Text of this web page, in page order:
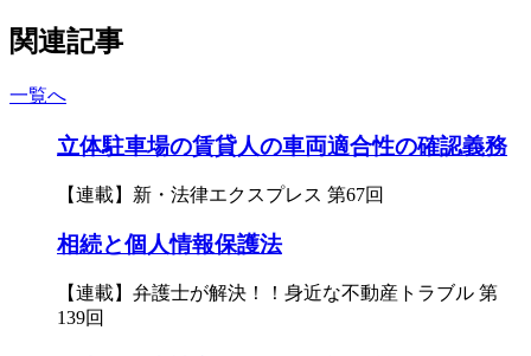
関連記事
一覧へ
立体駐車場の賃貸人の車両適合性の確認義務
【連載】新・法律エクスプレス 第67回
相続と個人情報保護法
【連載】弁護士が解決！！身近な不動産トラブル 第
139回